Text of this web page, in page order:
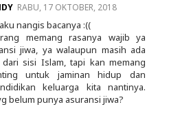
RABU, 17 OKTOBER, 2018
nangis bacanya :((
memang rasanya wajib ya
jiwa, ya walaupun masih ada
sisi Islam, tapi kan memang
untuk jaminan hidup dan
keluarga kita nantinya.
belum punya asuransi jiwa?